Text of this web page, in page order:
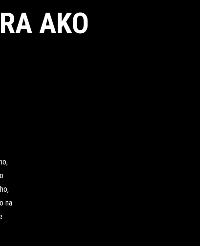
AKO
na